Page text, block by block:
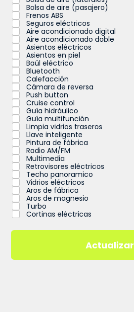
Bolsa de aire (pasajero)
Frenos ABS
Seguros eléctricos
Aire acondicionado digital
Aire acondicionado doble
Asientos eléctricos
Asientos en piel
Baúl eléctrico
Bluetooth
Calefacción
Cámara de reversa
Push button
Cruise control
Guía hidráulico
Guía multifunción
Limpia vidrios traseros
Llave inteligente
Pintura de fábrica
Radio AM/FM
Multimedia
Retrovisores eléctricos
Techo panoramico
Vidrios eléctricos
Aros de fábrica
Aros de magnesio
Turbo
Cortinas eléctricas
Actualizar